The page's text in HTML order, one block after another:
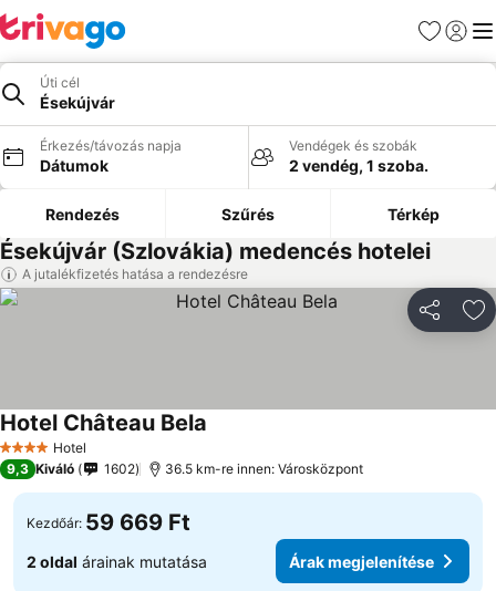
Kedvencek
Úti cél
Ésekújvár
Érkezés/távozás napja
Dátumok
Vendégek és szobák
2 vendég, 1 szoba.
Rendezés Szűrés Térkép
Ésekújvár (Szlovákia) medencés hotelei
A jutalékfizetés hatása a rendezésre
4 KategóriaHotel
Hotel Château Bela
9,3 Kiváló 1602 36.5 km-re innen: Városközpont
Kezdőár: 59 669 Ft
2 oldal árainak mutatása Árak megjelenítése